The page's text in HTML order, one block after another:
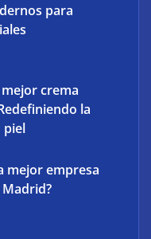
para
crema
la
piel
mejor empresa